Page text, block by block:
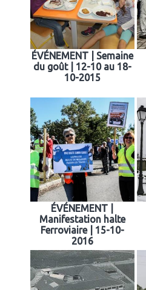
ÉVÉNEMENT | Semaine
du goût | 12-10 au 18-
10-2015
ÉVÉNEMENT |
Manifestation halte
Ferroviaire | 15-10-
2016